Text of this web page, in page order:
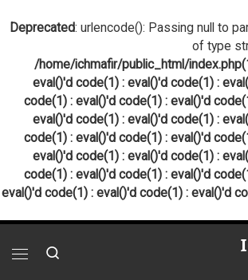
Deprecated: urlencode(): Passing null to
of type
/home/ichmafir/public_html/
eval()'d code(1) : eval()'d code(1) :
code(1) : eval()'d code(1) : eval()'d
eval()'d code(1) : eval()'d code(1) :
code(1) : eval()'d code(1) : eval()'d
eval()'d code(1) : eval()'d code(1) :
code(1) : eval()'d code(1) : eval()'d
eval()'d code(1) : eval()'d code(1) : eval()'d
پرش به محتوا
Search